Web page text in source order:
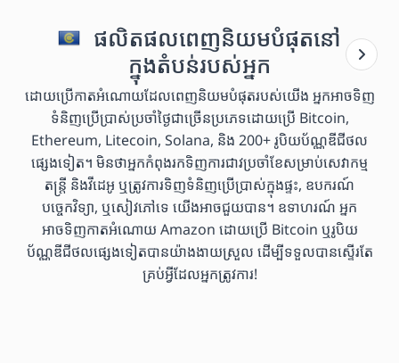
ផលិតផលពេញនិយមបំផុតនៅ
ក្នុងតំបន់របស់អ្នក
ដោយប្រើកាតអំណោយដែលពេញនិយមបំផុតរបស់យើង អ្នកអាចទិញ
ទំនិញប្រើប្រាស់ប្រចាំថ្ងៃជាច្រើនប្រភេទដោយប្រើ Bitcoin,
Ethereum, Litecoin, Solana, និង 200+ រូបិយប័ណ្ណឌីជីថល
ផ្សេងទៀត។ មិនថាអ្នកកំពុងរកទិញការជាវប្រចាំខែសម្រាប់សេវាកម្ម
តន្ត្រី និងវីដេអូ ឬត្រូវការទិញទំនិញប្រើប្រាស់ក្នុងផ្ទះ, ឧបករណ៍
បច្ចេកវិទ្យា, ឬសៀវភៅទេ យើងអាចជួយបាន។ ឧទាហរណ៍ អ្នក
អាចទិញកាតអំណោយ Amazon ដោយប្រើ Bitcoin ឬរូបិយ
ប័ណ្ណឌីជីថលផ្សេងទៀតបានយ៉ាងងាយស្រួល ដើម្បីទទួលបានស្ទើរតែ
គ្រប់អ្វីដែលអ្នកត្រូវការ!